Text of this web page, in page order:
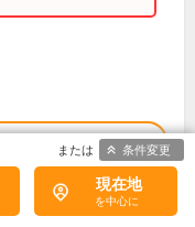
現在地
条件変更